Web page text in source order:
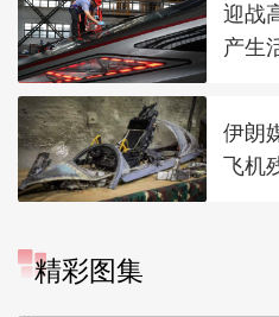
迎战
产生
伊朗
飞机
精彩图集
“大地指纹”奏响夏夜文旅